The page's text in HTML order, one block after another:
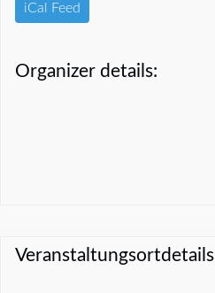
iCal Feed
Organizer details:
Veranstaltungsortdetails